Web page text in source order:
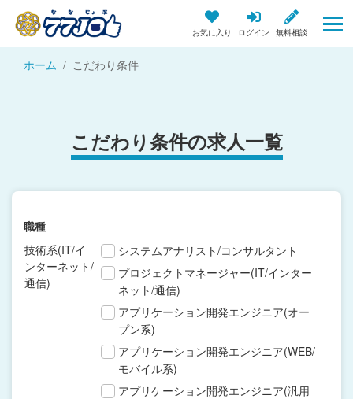
お気に入り ログイン 無料相談
ホーム こだわり条件
こだわり条件の求人一覧
職種
技術系(IT/イ
ンターネット/
通信)
システムアナリスト/コンサルタント
プロジェクトマネージャー(IT/インター
ネット/通信)
アプリケーション開発エンジニア(オー
プン系)
アプリケーション開発エンジニア(WEB/
モバイル系)
アプリケーション開発エンジニア(汎用